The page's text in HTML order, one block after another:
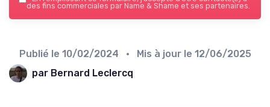
des fins commerciales par Name & Shame et ses partenaires.
Publié le 10/02/2024 • Mis à jour le 12/06/2025
par Bernard Leclercq